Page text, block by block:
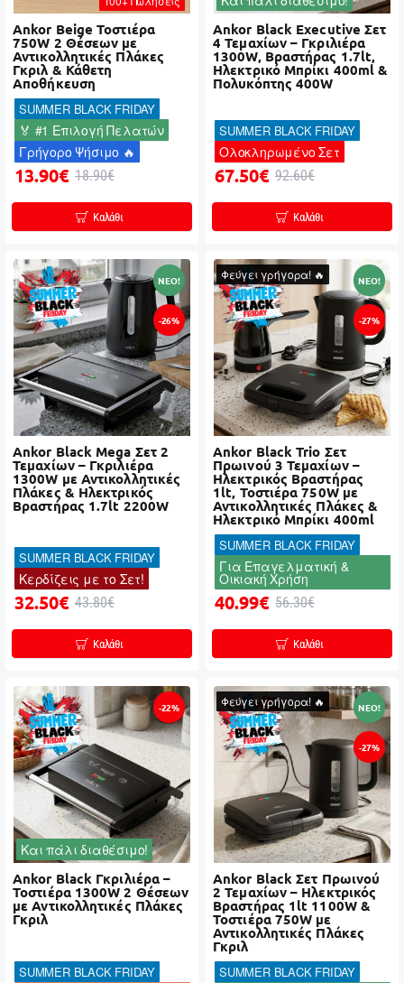
Ankor Beige Τοστιέρα
750W 2 Θέσεων με
Αντικολλητικές Πλάκες
Γκριλ & Κάθετη
Αποθήκευση
SUMMER BLACK FRIDAY
🏅 #1 Επιλογή Πελατών
Γρήγορο Ψήσιμο 🔥
13.90€ 18.90€
Καλάθι
Ankor Black Executive Σετ
4 Τεμαχίων – Γκριλιέρα
1300W, Βραστήρας 1.7lt,
Ηλεκτρικό Μπρίκι 400ml &
Πολυκόπτης 400W
SUMMER BLACK FRIDAY
Ολοκληρωμένο Σετ
67.50€ 92.60€
Καλάθι
NEO!
-26%
Ankor Black Mega Σετ 2
Τεμαχίων – Γκριλιέρα
1300W με Αντικολλητικές
Πλάκες & Ηλεκτρικός
Βραστήρας 1.7lt 2200W
SUMMER BLACK FRIDAY
Κερδίζεις με το Σετ!
32.50€ 43.80€
Καλάθι
NEO!
Φεύγει γρήγορα! 🔥
-27%
Ankor Black Trio Σετ
Πρωινού 3 Τεμαχίων –
Ηλεκτρικός Βραστήρας
1lt, Τοστιέρα 750W με
Αντικολλητικές Πλάκες &
Ηλεκτρικό Μπρίκι 400ml
SUMMER BLACK FRIDAY
Για Επαγελματική &
Οικιακή Χρήση
40.99€ 56.30€
Καλάθι
Και πάλι διαθέσιμο!
-22%
Ankor Black Γκριλιέρα –
Τοστιέρα 1300W 2 Θέσεων
με Αντικολλητικές Πλάκες
Γκριλ
SUMMER BLACK FRIDAY
NEO!
Φεύγει γρήγορα! 🔥
-27%
Ankor Black Σετ Πρωινού
2 Τεμαχίων – Ηλεκτρικός
Βραστήρας 1lt 1100W &
Τοστιέρα 750W με
Αντικολλητικές Πλάκες
Γκριλ
SUMMER BLACK FRIDAY